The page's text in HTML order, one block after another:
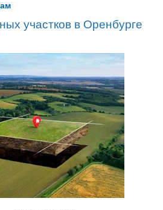
участков в Оренбурге